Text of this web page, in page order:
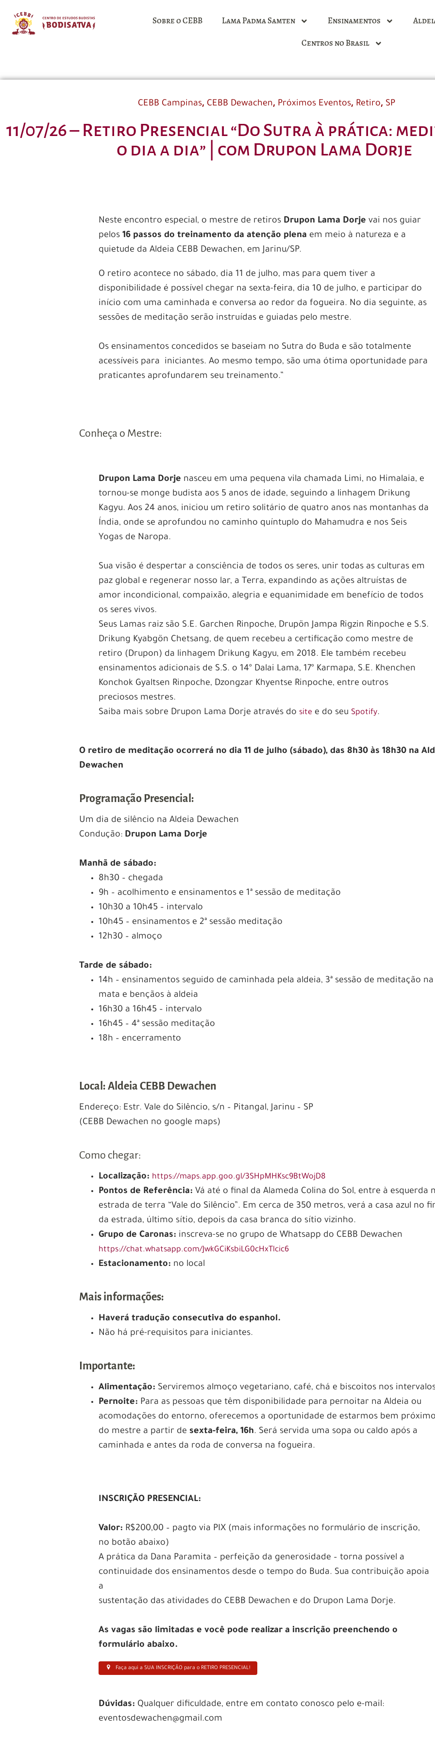
Sobre o CEBB Lama Padma Samten Ensinamentos
Centros no Brasil
CEBB Campinas, CEBB Dewachen, Próximos Eventos, Retiro, SP
11/07/26 – Retiro Presencial “Do Sutra à prática:
o dia a dia” | com Drupon Lama Dorje
Neste encontro especial, o mestre de retiros Drupon Lama Dorje vai nos guiar
pelos16 passos do treinamento da atenção plena em meio à natureza e a
quietude da Aldeia CEBB Dewachen, em Jarinu/SP.
O retiro acontece no sábado, dia 11 de julho, mas para quem tiver a
disponibilidade é possível chegar na sexta-feira, dia 10 de julho, e participar do
início com uma caminhada e conversa ao redor da fogueira. No dia seguinte, as
sessões de meditação serão instruídas e guiadas pelo mestre.
Os ensinamentos concedidos se baseiam no Sutra do Buda e são totalmente
acessíveis para iniciantes. Ao mesmo tempo, são uma ótima oportunidade para
praticantes aprofundarem seu treinamento.”
Conheça o Mestre:
Drupon Lama Dorje nasceu em uma pequena vila chamada Limi, no Himalaia, e
tornou-se monge budista aos 5 anos de idade, seguindo a linhagem Drikung
Kagyu. Aos 24 anos, iniciou um retiro solitário de quatro anos nas montanhas da
Índia, onde se aprofundou no caminho quíntuplo do Mahamudra e nos Seis
Yogas de Naropa.
Sua visão é despertar a consciência de todos os seres, unir todas as culturas em
paz global e regenerar nosso lar, a Terra, expandindo as ações altruístas de
amor incondicional, compaixão, alegria e equanimidade em benefício de todos
os seres vivos.
Seus Lamas raiz são S.E. Garchen Rinpoche, Drupön Jampa Rigzin Rinpoche e S.S.
Drikung Kyabgön Chetsang, de quem recebeu a certificação como mestre de
retiro (Drupon) da linhagem Drikung Kagyu, em 2018. Ele também recebeu
ensinamentos adicionais de S.S. o 14º Dalai Lama, 17º Karmapa, S.E. Khenchen
Konchok Gyaltsen Rinpoche, Dzongzar Khyentse Rinpoche, entre outros
preciosos mestres.
Saiba mais sobre Drupon Lama Dorje através do site e do seu Spotify.
O retiro de meditação ocorrerá no dia 11 de julho (sábado), das 8h30 às 18h30 na
Dewachen
Programação Presencial:
Um dia de silêncio na Aldeia Dewachen
Condução: Drupon Lama Dorje
Manhã de sábado:
8h30 – chegada
9h – acolhimento e ensinamentos e 1ª sessão de meditação
10h30 a 10h45 – intervalo
10h45 – ensinamentos e 2ª sessão meditação
12h30 – almoço
Tarde de sábado:
14h – ensinamentos seguido de caminhada pela aldeia, 3ª sessão de meditação na
mata e bençãos à aldeia
16h30 a 16h45 – intervalo
16h45 – 4ª sessão meditação
18h – encerramento
Local: Aldeia CEBB Dewachen
Endereço: Estr. Vale do Silêncio, s/n – Pitangal, Jarinu – SP
(CEBB Dewachen no google maps)
Como chegar:
Localização: https://maps.app.goo.gl/3SHpMHKsc9BtWojD8
Pontos de Referência: Vá até o final da Alameda Colina do Sol, entre à esquerda
estrada de terra “Vale do Silêncio”. Em cerca de 350 metros, verá a casa azul no
da estrada, último sítio, depois da casa branca do sítio vizinho.
Grupo de Caronas: inscreva-se no grupo de Whatsapp do CEBB Dewachen
https://chat.whatsapp.com/JwkGCiKsbiLG0cHxTlcic6
Estacionamento: no local
Mais informações:
Haverá tradução consecutiva do espanhol.
Não há pré-requisitos para iniciantes.
Importante:
Alimentação: Serviremos almoço vegetariano, café, chá e biscoitos nos
Pernoite: Para as pessoas que têm disponibilidade para pernoitar na Aldeia ou
acomodações do entorno, oferecemos a oportunidade de estarmos bem
do mestre a partir de sexta-feira, 16h. Será servida uma sopa ou caldo após a
caminhada e antes da roda de conversa na fogueira.
INSCRIÇÃO PRESENCIAL:
Valor: R$200,00 – pagto via PIX (mais informações no formulário de inscrição,
no botão abaixo)
A prática da Dana Paramita – perfeição da generosidade – torna possível a
continuidade dos ensinamentos desde o tempo do Buda. Sua contribuição apoia
a
sustentação das atividades do CEBB Dewachen e do Drupon Lama Dorje.
As vagas são limitadas e você pode realizar a inscrição preenchendo o
formulário abaixo.
Faça aqui a SUA INSCRIÇÃO para o RETIRO PRESENCIAL!
Dúvidas: Qualquer dificuldade, entre em contato conosco pelo e-mail:
eventosdewachen@gmail.com